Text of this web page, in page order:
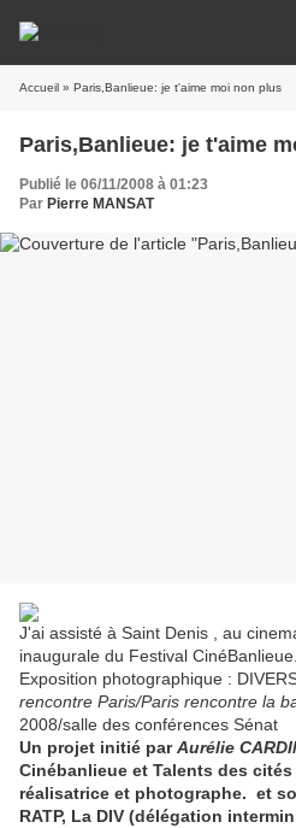
Accueil » Paris,Banlieue: je t'aime moi non plus
Paris,Banlieue: je t'aime
Publié le 06/11/2008 à 01:23
Par Pierre MANSAT
J'ai assisté à Saint Denis , au
inaugurale du Festival CinéBanlieue.
Exposition photographique :
rencontre Paris/Paris rencontre la
2008/salle des conférences Sénat
Un projet initié par Aurélie
Cinébanlieue et Talents des
réalisatrice et photographe. et
RATP, La DIV (délégation